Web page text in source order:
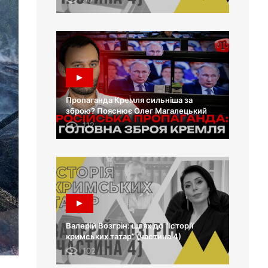
Пропаганда Кремля сильніша за
зброю? Пояснює Олег Магалецький
112
Валерій Возгрін: шлях до “Історії
кримських татар” (частина 4)
102